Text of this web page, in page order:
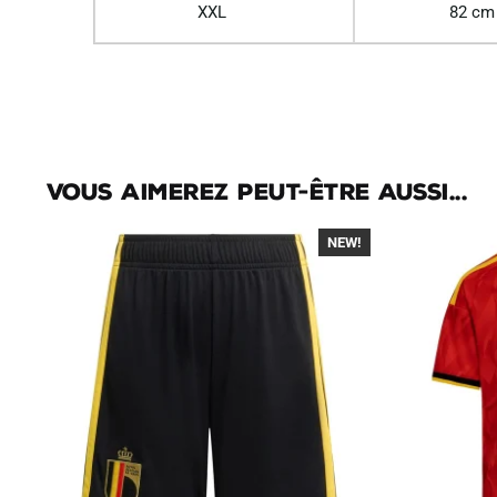
XXL 82 cm
Vous aimerez peut-être aussi...
NEW!